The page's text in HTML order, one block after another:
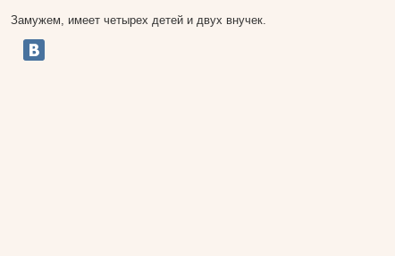
Замужем, имеет четырех детей и двух внучек.